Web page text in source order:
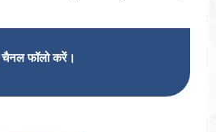
चैनल फॉलो करें।